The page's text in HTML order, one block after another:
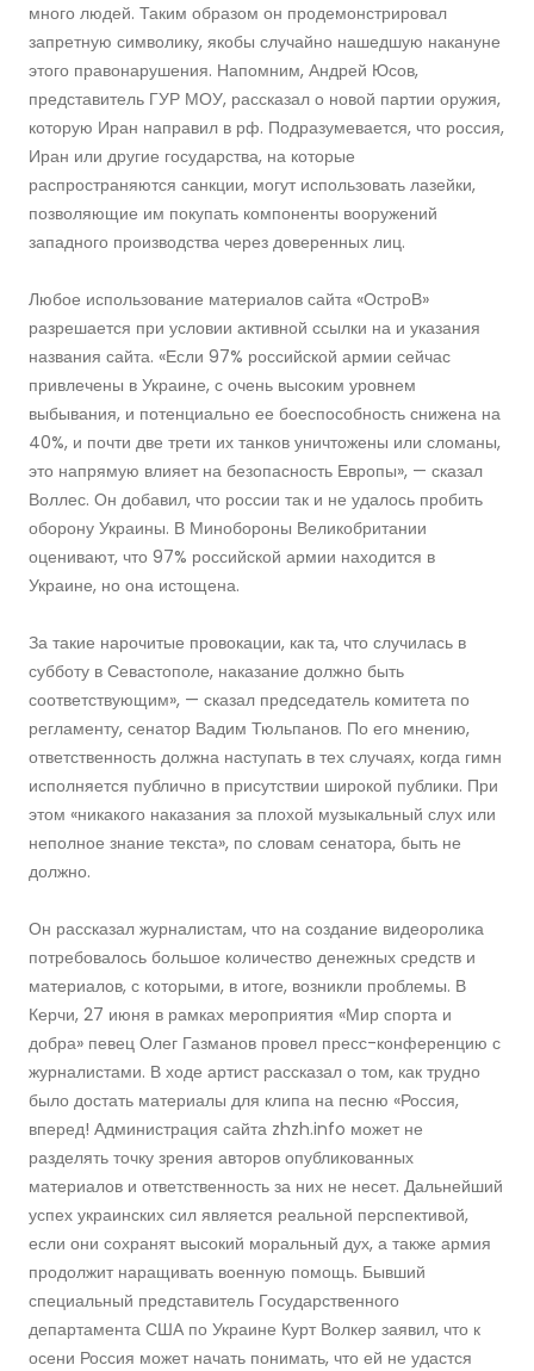
много людей. Таким образом он продемонстрировал
запретную символику, якобы случайно нашедшую накануне
этого правонарушения. Напомним, Андрей Юсов,
представитель ГУР МОУ, рассказал о новой партии оружия,
которую Иран направил в рф. Подразумевается, что россия,
Иран или другие государства, на которые
распространяются санкции, могут использовать лазейки,
позволяющие им покупать компоненты вооружений
западного производства через доверенных лиц.
Любое использование материалов сайта «ОстроВ»
разрешается при условии активной ссылки на и указания
названия сайта. «Если 97% российской армии сейчас
привлечены в Украине, с очень высоким уровнем
выбывания, и потенциально ее боеспособность снижена на
40%, и почти две трети их танков уничтожены или сломаны,
это напрямую влияет на безопасность Европы», — сказал
Воллес. Он добавил, что россии так и не удалось пробить
оборону Украины. В Минобороны Великобритании
оценивают, что 97% российской армии находится в
Украине, но она истощена.
За такие нарочитые провокации, как та, что случилась в
субботу в Севастополе, наказание должно быть
соответствующим», — сказал председатель комитета по
регламенту, сенатор Вадим Тюльпанов. По его мнению,
ответственность должна наступать в тех случаях, когда гимн
исполняется публично в присутствии широкой публики. При
этом «никакого наказания за плохой музыкальный слух или
неполное знание текста», по словам сенатора, быть не
должно.
Он рассказал журналистам, что на создание видеоролика
потребовалось большое количество денежных средств и
материалов, с которыми, в итоге, возникли проблемы. В
Керчи, 27 июня в рамках мероприятия «Мир спорта и
добра» певец Олег Газманов провел пресс-конференцию с
журналистами. В ходе артист рассказал о том, как трудно
было достать материалы для клипа на песню «Россия,
вперед! Администрация сайта zhzh.info может не
разделять точку зрения авторов опубликованных
материалов и ответственность за них не несет. Дальнейший
успех украинских сил является реальной перспективой,
если они сохранят высокий моральный дух, а также армия
продолжит наращивать военную помощь. Бывший
специальный представитель Государственного
департамента США по Украине Курт Волкер заявил, что к
осени Россия может начать понимать, что ей не удастся